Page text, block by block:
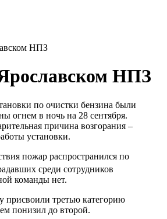
НПЗ
НПЗ
по очистки бензина были
огнем в ночь на 28 сентября.
причина возгорания –
установки.
пожар распространился по
среди сотрудников
команды нет.
присвоили третью категорию
понизил до второй.